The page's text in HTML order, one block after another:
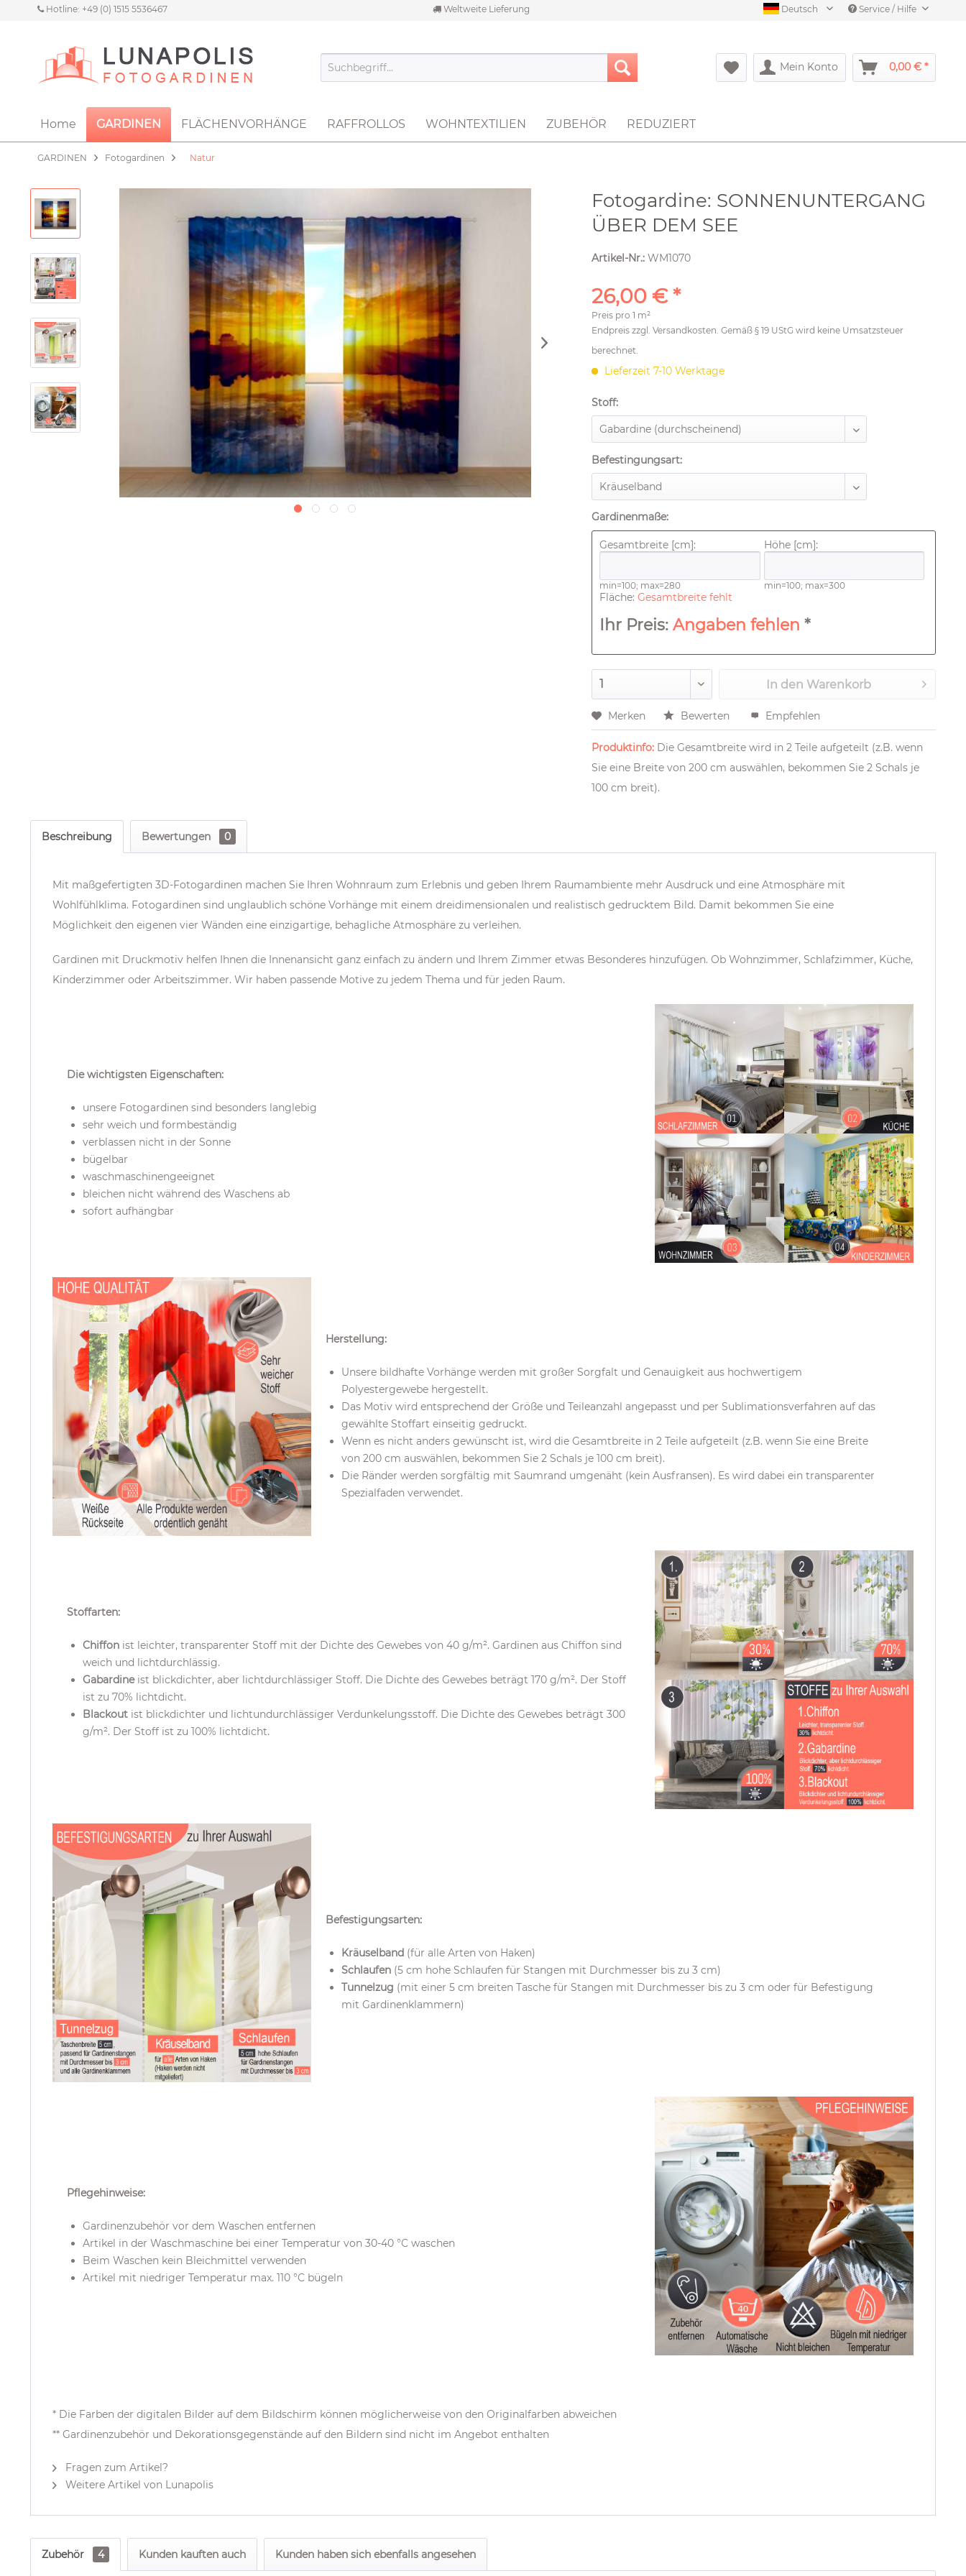
Hotline: +49 (0) 1515 5536467 Weltweite Lieferung Deutsch Service / Hilfe
Mein Konto 0,00 € *
Home GARDINEN FLÄCHENVORHÄNGE RAFFROLLOS WOHNTEXTILIEN ZUBEHÖR REDUZIERT
GARDINEN Fotogardinen Natur
Fotogardine: SONNENUNTERGANG
ÜBER DEM SEE
Artikel-Nr.:WM1070
26,00 € *
Preis pro1 m²
Endpreis zzgl.Versandkosten. Gemäß § 19 UStG wird keine Umsatzsteuer
berechnet.
Lieferzeit 7-10 Werktage
Stoff:
Befestingungsart:
Gardinenmaße:
Gesamtbreite [cm]: Höhe [cm]:
min=100; max=280 min=100; max=300
Fläche: Gesamtbreite fehlt
Ihr Preis: Angaben fehlen *
In den Warenkorb
Merken Bewerten Empfehlen
Produktinfo: Die Gesamtbreite wird in 2 Teile aufgeteilt (z.B. wenn
Sie eine Breite von 200 cm auswählen, bekommen Sie 2 Schals je
100 cm breit).
Beschreibung Bewertungen 0
Mit maßgefertigten 3D-Fotogardinen machen Sie Ihren Wohnraum zum Erlebnis und geben Ihrem Raumambiente mehr Ausdruck und eine Atmosphäre mit
Wohlfühlklima. Fotogardinen sind unglaublich schöne Vorhänge mit einem dreidimensionalen und realistisch gedrucktem Bild. Damit bekommen Sie eine
Möglichkeit den eigenen vier Wänden eine einzigartige, behagliche Atmosphäre zu verleihen.
Gardinen mit Druckmotiv helfen Ihnen die Innenansicht ganz einfach zu ändern und Ihrem Zimmer etwas Besonderes hinzufügen. Ob Wohnzimmer, Schlafzimmer, Küche,
Kinderzimmer oder Arbeitszimmer. Wir haben passende Motive zu jedem Thema und für jeden Raum.
Die wichtigsten Eigenschaften:
unsere Fotogardinen sind besonders langlebig
sehr weich und formbeständig
verblassen nicht in der Sonne
bügelbar
waschmaschinengeeignet
bleichen nicht während des Waschens ab
sofort aufhängbar
Herstellung:
Unsere bildhafte Vorhänge werden mit großer Sorgfalt und Genauigkeit aus hochwertigem
Polyestergewebe hergestellt.
Das Motiv wird entsprechend der Größe und Teileanzahl angepasst und per Sublimationsverfahren auf das
gewählte Stoffart einseitig gedruckt.
Wenn es nicht anders gewünscht ist, wird die Gesamtbreite in 2 Teile aufgeteilt (z.B. wenn Sie eine Breite
von 200 cm auswählen, bekommen Sie 2 Schals je 100 cm breit).
Die Ränder werden sorgfältig mit Saumrand umgenäht (kein Ausfransen). Es wird dabei ein transparenter
Spezialfaden verwendet.
Stoffarten:
Chiffon ist leichter, transparenter Stoff mit der Dichte des Gewebes von 40 g/m². Gardinen aus Chiffon sind
weich und lichtdurchlässig.
Gabardineist blickdichter, aber lichtdurchlässiger Stoff. Die Dichte des Gewebes beträgt 170 g/m². Der Stoff
ist zu 70% lichtdicht.
Blackout ist blickdichter und lichtundurchlässiger Verdunkelungsstoff. Die Dichte des Gewebes beträgt 300
g/m². Der Stoff ist zu 100% lichtdicht.
Befestigungsarten:
Kräuselband (für alle Arten von Haken)
Schlaufen (5 cm hohe Schlaufen für Stangen mit Durchmesser bis zu 3 cm)
Tunnelzug (mit einer 5 cm breiten Tasche für Stangen mit Durchmesser bis zu 3 cm oder für Befestigung
mit Gardinenklammern)
Pflegehinweise:
Gardinenzubehör vor dem Waschen entfernen
Artikel in der Waschmaschine bei einer Temperatur von 30-40 °C waschen
Beim Waschen kein Bleichmittel verwenden
Artikel mit niedriger Temperatur max. 110 °C bügeln
* Die Farben der digitalen Bilder auf dem Bildschirm können möglicherweise von den Originalfarben abweichen
** Gardinenzubehör und Dekorationsgegenstände auf den Bildern sind nicht im Angebot enthalten
Fragen zum Artikel?
Weitere Artikel von Lunapolis
Zubehör 4 Kunden kauften auch Kunden haben sich ebenfalls angesehen